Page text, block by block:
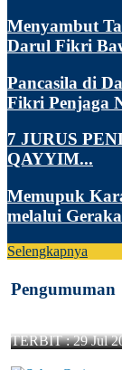
Menyambut
Darul Fikri
Pancasila di
Fikri Penjaga
7 JURUS
QAYYIM...
Memupuk
melalui
Selengkapnya
Pengumuman
TERBIT :29 Jul